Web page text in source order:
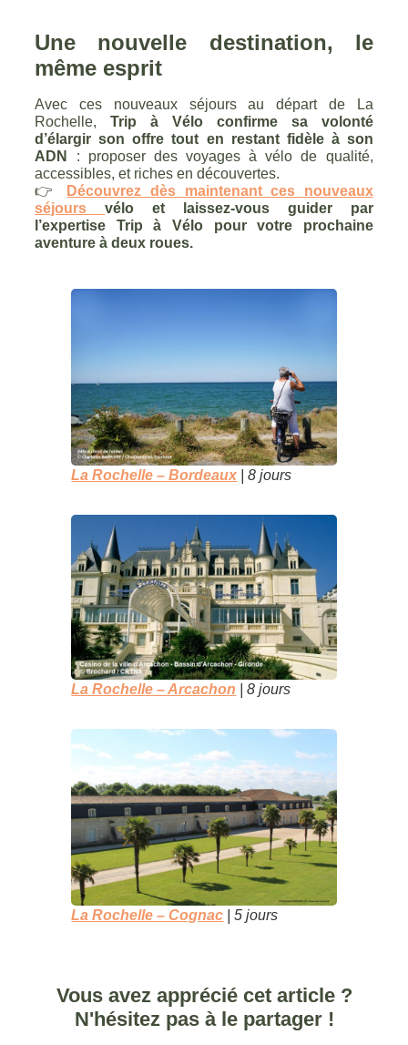
Une nouvelle destination, le
même esprit
Avec ces nouveaux séjours au départ de La
Rochelle,Trip à Vélo confirme sa volonté
d’élargir son offre tout en restant fidèle à son
ADN
: proposer des voyages à vélo de qualité,
accessibles, et riches en découvertes.
👉
Découvrez dès maintenant ces nouveaux
séjoursvélo et laissez-vous guider par
l’expertise Trip à Vélo pour votre prochaine
aventure à deux roues.
La Rochelle – Bordeaux | 8 jours
La Rochelle – Arcachon | 8 jours
La Rochelle – Cognac | 5 jours
Vous avez apprécié cet article ?
N'hésitez pas à le partager !